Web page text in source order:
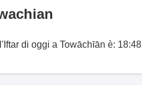
di oggi a Towāchīān è: 18:48